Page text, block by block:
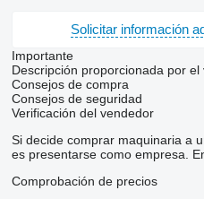
Solicitar información
Importante
Descripción proporcionada por
Consejos de compra
Consejos de seguridad
Verificación del vendedor
Si decide comprar maquinaria a
es presentarse como empresa.
Comprobación de precios